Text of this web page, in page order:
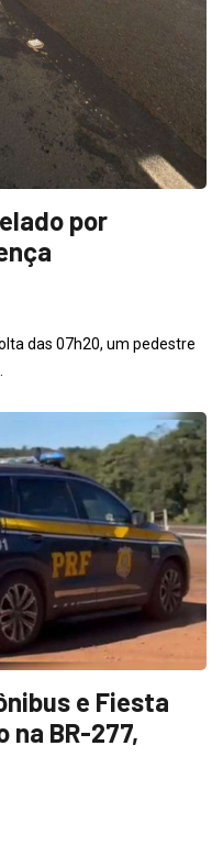
por
das 07h20, um pedestre
e Fiesta
BR-277,